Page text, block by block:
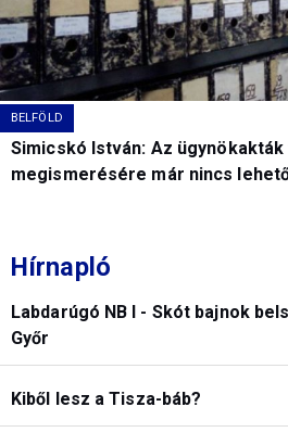
BELFÖLD
Simicskó István: Az
megismerésére már nincs
Hírnapló
Labdarúgó NB I - Skót bajnok
Győr
Kiből lesz a Tisza-báb?